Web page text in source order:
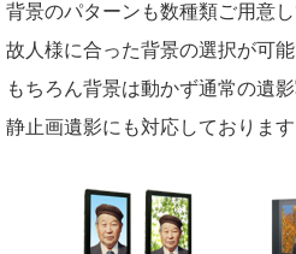
背景のパターンも数種類ご用意し
故人様に合った背景の選択が可能
もちろん背景は動かず通常の遺
静止画遺影にも対応しております